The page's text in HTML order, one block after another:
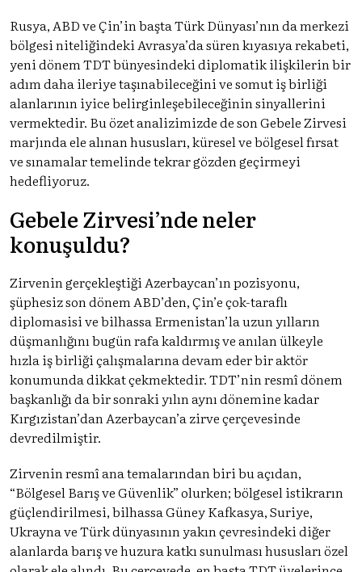
Rusya, ABD ve Çin’in başta Türk Dünyası’nın da merkezi
bölgesi niteliğindeki Avrasya’da süren kıyasıya rekabeti,
yeni dönem TDT bünyesindeki diplomatik ilişkilerin bir
adım daha ileriye taşınabileceğini ve somut iş birliği
alanlarının iyice belirginleşebileceğinin sinyallerini
vermektedir. Bu özet analizimizde de son Gebele Zirvesi
marjında ele alınan hususları, küresel ve bölgesel fırsat
ve sınamalar temelinde tekrar gözden geçirmeyi
hedefliyoruz.
Gebele Zirvesi’nde neler
konuşuldu?
Zirvenin gerçekleştiği Azerbaycan’ın pozisyonu,
şüphesiz son dönem ABD’den, Çin’e çok-taraflı
diplomasisi ve bilhassa Ermenistan’la uzun yılların
düşmanlığını bugün rafa kaldırmış ve anılan ülkeyle
hızla iş birliği çalışmalarına devam eder bir aktör
konumunda dikkat çekmektedir. TDT’nin resmî dönem
başkanlığı da bir sonraki yılın aynı dönemine kadar
Kırgızistan’dan Azerbaycan’a zirve çerçevesinde
devredilmiştir.
Zirvenin resmî ana temalarından biri bu açıdan,
“Bölgesel Barış ve Güvenlik” olurken; bölgesel istikrarın
güçlendirilmesi, bilhassa Güney Kafkasya, Suriye,
Ukrayna ve Türk dünyasının yakın çevresindeki diğer
alanlarda barış ve huzura katkı sunulması hususları özel